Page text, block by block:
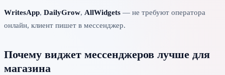
WritesApp, DailyGrow, AllWidgets — не требуют оператора
онлайн, клиент пишет в мессенджер.
Почему виджет мессенджеров лучше для
магазина